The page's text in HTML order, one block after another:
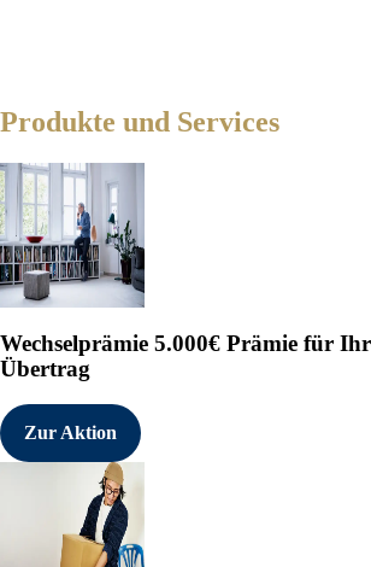
Produkte und Services
Wechselprämie 5.000€ Prämie für
Übertrag
Zur Aktion